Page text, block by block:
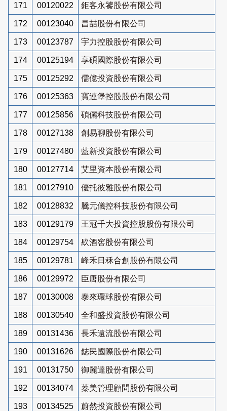
171 00120022 鉅客永饕股份有限公司
172 00123040 昌喆股份有限公司
173 00123787 宇力控股股份有限公司
174 00125194 享碩國際股份有限公司
175 00125292 儒億投資股份有限公司
176 00125363 寶連堡控股股份有限公司
177 00125856 碩儷科技股份有限公司
178 00127138 創易聊股份有限公司
179 00127480 藍新投資股份有限公司
180 00127714 艾里資本股份有限公司
181 00127910 優托彼雅股份有限公司
182 00128832 騰元儀控科技股份有限公司
183 00129179 王冠千大投資控股股份有限公司
184 00129754 镹酒窖股份有限公司
185 00129781 峰禾日秝合創股份有限公司
186 00129972 臣唐股份有限公司
187 00130008 泰來環球股份有限公司
188 00130540 全和盛投資股份有限公司
189 00131436 長禾遠流股份有限公司
190 00131626 鋕民國際股份有限公司
191 00131750 御麗達股份有限公司
192 00134074 蓁美管理顧問股份有限公司
193 00134525 蔚然投資股份有限公司